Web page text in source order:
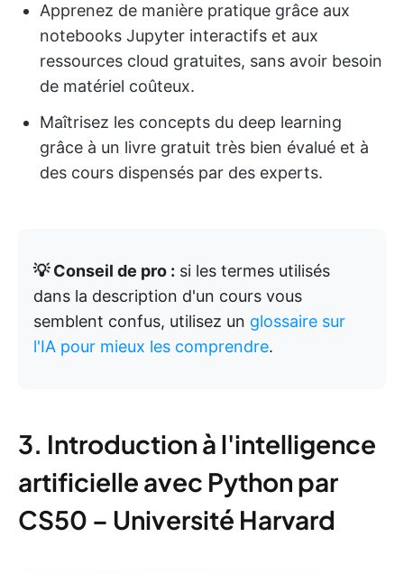
Apprenez de manière pratique grâce aux
notebooks Jupyter interactifs et aux
ressources cloud gratuites, sans avoir besoin
de matériel coûteux.
Maîtrisez les concepts du deep learning
grâce à un livre gratuit très bien évalué et à
des cours dispensés par des experts.
💡 Conseil de pro : si les termes utilisés
dans la description d'un cours vous
semblent confus, utilisez un glossaire sur
l'IA pour mieux les comprendre.
3. Introduction à l'intelligence
artificielle avec Python par
CS50 – Université Harvard